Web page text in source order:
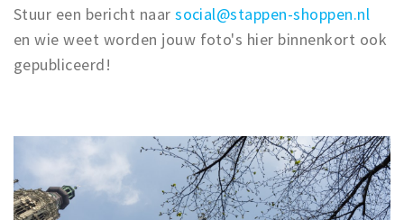
Stuur een bericht naarsocial@stappen-shoppen.nl
en wie weet worden jouw foto's hier binnenkort ook
gepubliceerd!